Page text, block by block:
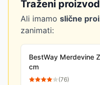
Traženi
Ali imamo slične
zanimati:
BestWay Merdevine
cm
(76)